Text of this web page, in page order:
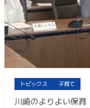
トピックス 子育て